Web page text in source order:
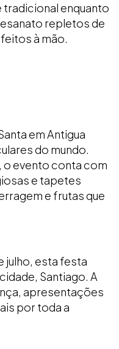
enquanto
repletos de
à mão.
em Antigua
do mundo.
o evento conta com
e tapetes
e frutas que
julho, esta festa
Santiago. A
apresentações
por toda a